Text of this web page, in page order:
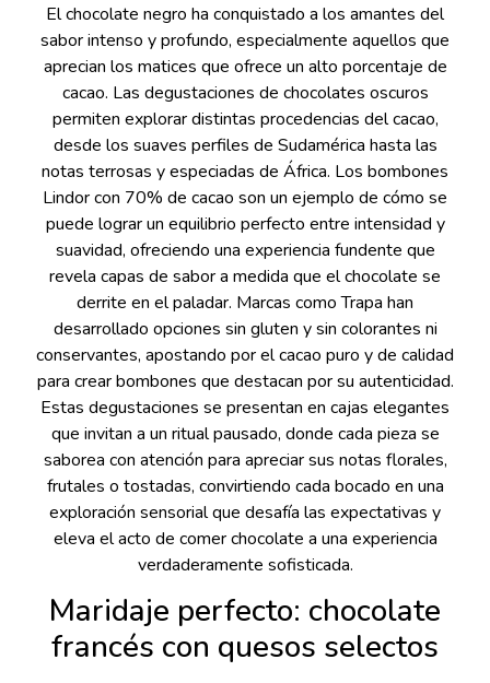
El chocolate negro ha conquistado a los amantes del
sabor intenso y profundo, especialmente aquellos que
aprecian los matices que ofrece un alto porcentaje de
cacao. Las degustaciones de chocolates oscuros
permiten explorar distintas procedencias del cacao,
desde los suaves perfiles de Sudamérica hasta las
notas terrosas y especiadas de África. Los bombones
Lindor con 70% de cacao son un ejemplo de cómo se
puede lograr un equilibrio perfecto entre intensidad y
suavidad, ofreciendo una experiencia fundente que
revela capas de sabor a medida que el chocolate se
derrite en el paladar. Marcas como Trapa han
desarrollado opciones sin gluten y sin colorantes ni
conservantes, apostando por el cacao puro y de calidad
para crear bombones que destacan por su autenticidad.
Estas degustaciones se presentan en cajas elegantes
que invitan a un ritual pausado, donde cada pieza se
saborea con atención para apreciar sus notas florales,
frutales o tostadas, convirtiendo cada bocado en una
exploración sensorial que desafía las expectativas y
eleva el acto de comer chocolate a una experiencia
verdaderamente sofisticada.
Maridaje perfecto: chocolate
francés con quesos selectos